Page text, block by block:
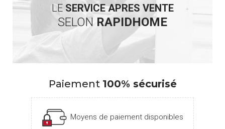
LE SERVICE APRES VENTE
SELON RAPIDHOME
Paiement 100% sécurisé
Moyens de paiement disponibles